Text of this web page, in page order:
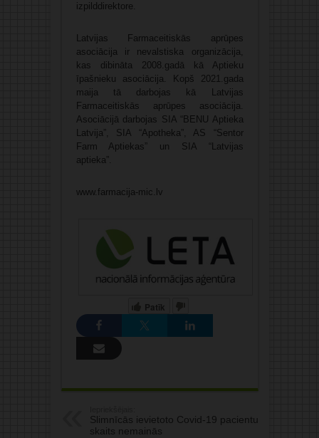
izpilddirektore.
Latvijas Farmaceitiskās aprūpes
asociācija ir nevalstiska organizācija,
kas dibināta 2008.gadā kā Aptieku
īpašnieku asociācija. Kopš 2021.gada
maija tā darbojas kā Latvijas
Farmaceitiskās aprūpes asociācija.
Asociācijā darbojas SIA “BENU Aptieka
Latvija”, SIA “Apotheka”, AS “Sentor
Farm Aptiekas” un SIA “Latvijas
aptieka”.
www.farmacija-mic.lv
Patīk
Slimnīcās ievietoto Covid-19 pacientu
skaits nemainās